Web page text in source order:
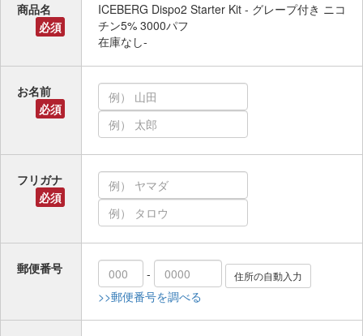
商品名
必須
ICEBERG Dispo2 Starter Kit - グレープ付き ニコ
チン5% 3000パフ
在庫なし-
お名前
必須
フリガナ
必須
郵便番号
-
>>郵便番号を調べる